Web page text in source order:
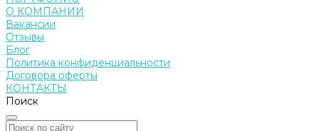
О КОМПАНИИ
Вакансии
Отзывы
Блог
Политика конфиденциальности
Договора оферты
КОНТАКТЫ
Поиск